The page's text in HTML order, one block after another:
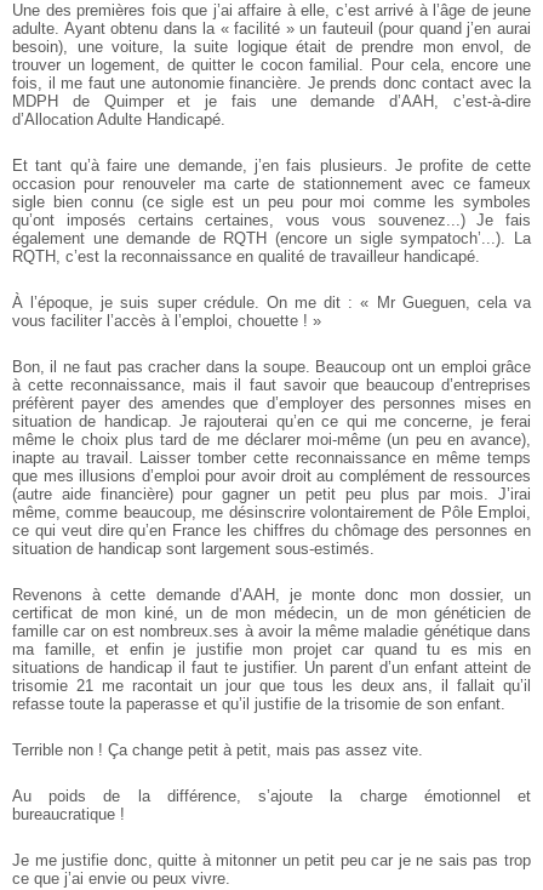
Une des premières fois que j’ai affaire à elle, c’est arrivé à l’âge de jeune
adulte. Ayant obtenu dans la « facilité » un fauteuil (pour quand j’en aurai
besoin), une voiture, la suite logique était de prendre mon envol, de
trouver un logement, de quitter le cocon familial. Pour cela, encore une
fois, il me faut une autonomie financière. Je prends donc contact avec la
MDPH de Quimper et je fais une demande d’AAH, c’est-à-dire
d’Allocation Adulte Handicapé.
Et tant qu’à faire une demande, j’en fais plusieurs. Je profite de cette
occasion pour renouveler ma carte de stationnement avec ce fameux
sigle bien connu (ce sigle est un peu pour moi comme les symboles
qu’ont imposés certains certaines, vous vous souvenez...) Je fais
également une demande de RQTH (encore un sigle sympatoch’...). La
RQTH, c’est la reconnaissance en qualité de travailleur handicapé.
À l’époque, je suis super crédule. On me dit : « Mr Gueguen, cela va
vous faciliter l’accès à l’emploi, chouette ! »
Bon, il ne faut pas cracher dans la soupe. Beaucoup ont un emploi grâce
à cette reconnaissance, mais il faut savoir que beaucoup d’entreprises
préfèrent payer des amendes que d’employer des personnes mises en
situation de handicap. Je rajouterai qu’en ce qui me concerne, je ferai
même le choix plus tard de me déclarer moi-même (un peu en avance),
inapte au travail. Laisser tomber cette reconnaissance en même temps
que mes illusions d’emploi pour avoir droit au complément de ressources
(autre aide financière) pour gagner un petit peu plus par mois. J’irai
même, comme beaucoup, me désinscrire volontairement de Pôle Emploi,
ce qui veut dire qu’en France les chiffres du chômage des personnes en
situation de handicap sont largement sous-estimés.
Revenons à cette demande d’AAH, je monte donc mon dossier, un
certificat de mon kiné, un de mon médecin, un de mon généticien de
famille car on est nombreux.ses à avoir la même maladie génétique dans
ma famille, et enfin je justifie mon projet car quand tu es mis en
situations de handicap il faut te justifier. Un parent d’un enfant atteint de
trisomie 21 me racontait un jour que tous les deux ans, il fallait qu’il
refasse toute la paperasse et qu’il justifie de la trisomie de son enfant.
Terrible non ! Ça change petit à petit, mais pas assez vite.
Au poids de la différence, s’ajoute la charge émotionnel et
bureaucratique !
Je me justifie donc, quitte à mitonner un petit peu car je ne sais pas trop
ce que j’ai envie ou peux vivre.